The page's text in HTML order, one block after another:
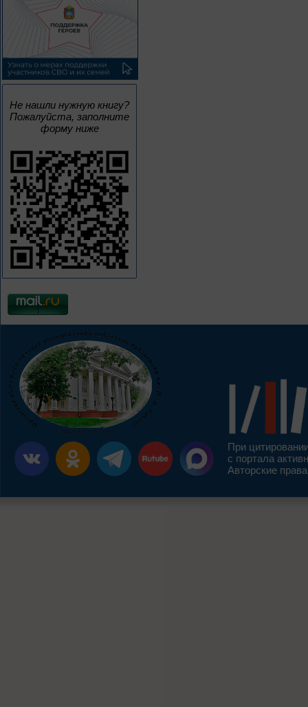
Не нашли нужную книгу?
Пожалуйста, заполните
форму ниже
При
с портала
Авторские